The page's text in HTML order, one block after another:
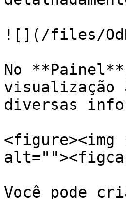
![](/files/
No
visualização
diversas
<figure><img
Você pode